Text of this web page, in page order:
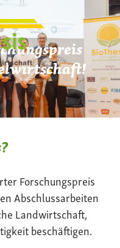
Forschungspreis
Abschlussarbeiten
Landwirtschaft,
beschäftigen.